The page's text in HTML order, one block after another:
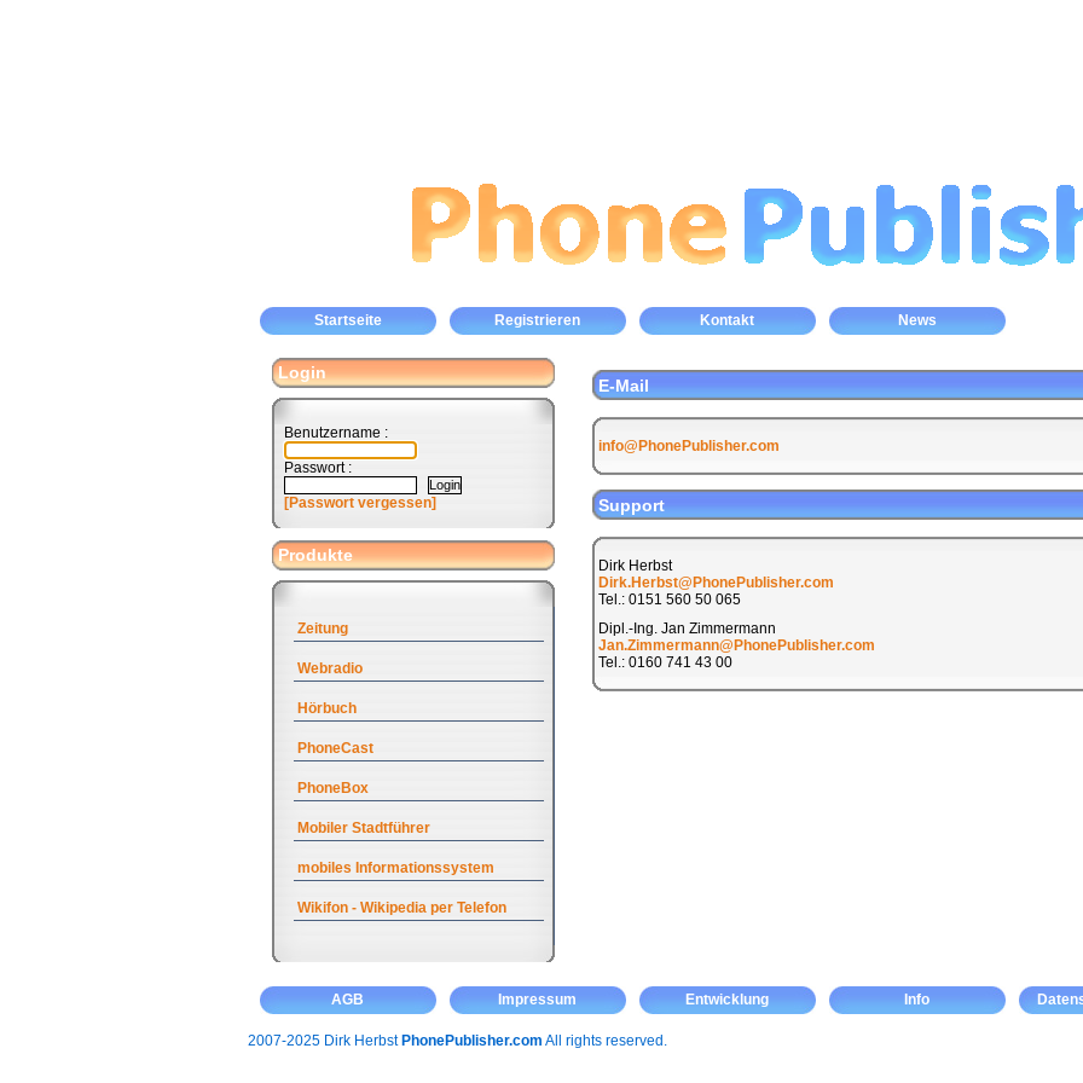
Startseite Registrieren Kontakt News
Login
Benutzername :
Passwort :
[Passwort vergessen]
Produkte
Zeitung
Webradio
Hörbuch
PhoneCast
PhoneBox
Mobiler Stadtführer
mobiles Informationssystem
Wikifon - Wikipedia per Telefon
E-Mail
info@PhonePublisher.com
Support
Dirk Herbst
Dirk.Herbst@PhonePublisher.com
Tel.: 0151 560 50 065
Dipl.-Ing. Jan Zimmermann
Jan.Zimmermann@PhonePublisher.com
Tel.: 0160 741 43 00
AGB Impressum Entwicklung Info
2007-2025 Dirk Herbst PhonePublisher.com All rights reserved.